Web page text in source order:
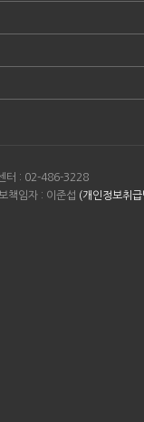
터 : 02-486-3228
책임자 : 이준섭 (개인정보취